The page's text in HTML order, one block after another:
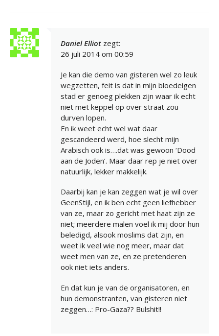
Daniel Elliot zegt:
26 juli 2014 om 00:59
Je kan die demo van gisteren wel zo leuk
wegzetten, feit is dat in mijn bloedeigen
stad er genoeg plekken zijn waar ik echt
niet met keppel op over straat zou
durven lopen.
En ik weet echt wel wat daar
gescandeerd werd, hoe slecht mijn
Arabisch ook is….dat was gewoon ‘Dood
aan de Joden’. Maar daar rep je niet over
natuurlijk, lekker makkelijk.
Daarbij kan je kan zeggen wat je wil over
GeenStijl, en ik ben echt geen liefhebber
van ze, maar zo gericht met haat zijn ze
niet; meerdere malen voel ik mij door hun
beledigd, alsook moslims dat zijn, en
weet ik veel wie nog meer, maar dat
weet men van ze, en ze pretenderen
ook niet iets anders.
En dat kun je van de organisatoren, en
hun demonstranten, van gisteren niet
zeggen…: Pro-Gaza?? Bulshit!!